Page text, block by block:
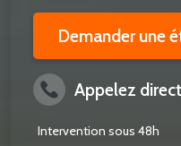
Demander une
Appelez
Intervention sous 48h